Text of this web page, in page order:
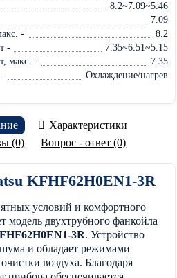
8.2~7.09~5.46
7.09
-
8.2
-
7.35~6.51~5.15
макс. -
7.35
Охлаждение/нагрев
Характеристики
(0)
Вопрос - ответ (0)
KFHF62H0EN1-3R
условий и комфортного
модель двухтрубного фанкойла
3R. Устройство
и обладает режимами
воздуха. Благодаря